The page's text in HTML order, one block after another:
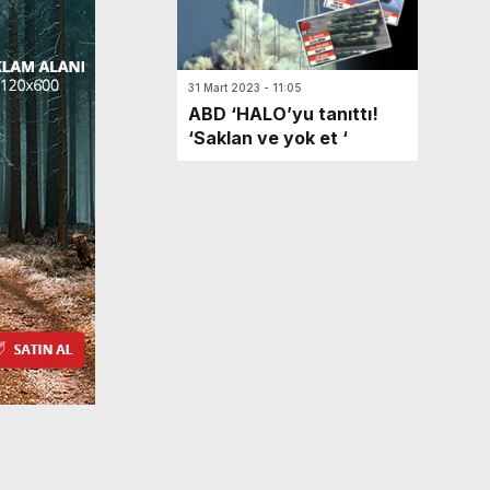
31 Mart 2023 - 11:05
ABD ‘HALO’yu tanıttı!
‘Saklan ve yok et ‘